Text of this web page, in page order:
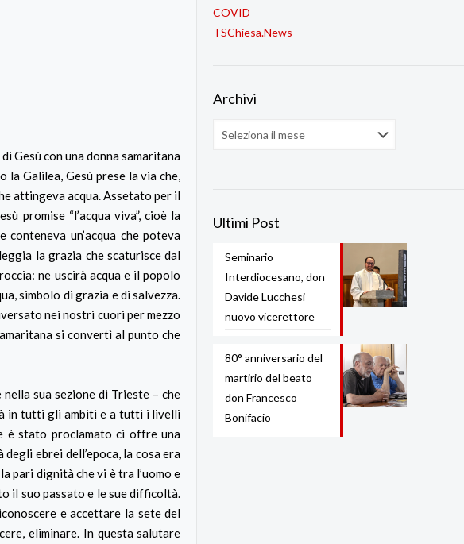
Gesù con una donna samaritana
la Galilea, Gesù prese la via che,
attingeva acqua. Assetato per il
promise “l’acqua viva”, cioè la
un’acqua che poteva
la grazia che scaturisce dal
ne uscirà acqua e il popolo
simbolo di grazia e di salvezza.
nei nostri cuori per mezzo
si convertì al punto che
sua sezione di Trieste – che
in tutti gli ambiti e a tutti i livelli
è stato proclamato ci offre una
ebrei dell’epoca, la cosa era
pari dignità che vi è tra l’uomo e
il suo passato e le sue difficoltà.
e accettare la sete del
eliminare. In questa salutare
COVID
TSChiesa.News
Archivi
Archivi
Ultimi Post
Seminario
Interdiocesano, don
Davide Lucchesi
nuovo vicerettore
80° anniversario del
martirio del beato
don Francesco
Bonifacio